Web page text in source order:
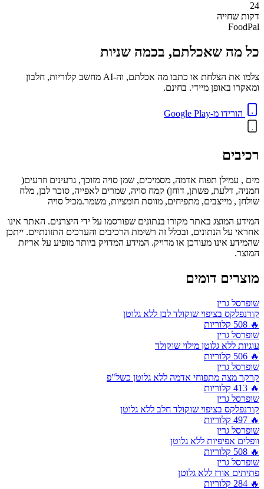
24
דקות שחייה
FoodPal
כל מה שאכלתם, בכמה שניות
צלמו את הצלחת או כתבו מה אכלתם, וה-AI מחשב קלוריות, חלבון
ומאקרו באופן מיידי. בחינם.
הורידו מ-Google Play
רכיבים
מים , עמילן תפוח אדמה, מסמיכים, שמן סויה מזוכך, גרעינים וזרעים(
חמניה, דלעת, פשתן, דוחן) קמח סויה, שמרים לאפייה, סוכר לבן, מלח
שולחן , מייצבים, מתפיחים, מווסת חומציות, משמר.מכיל סויה
המידע המוצג באתר מקורו בנתונים שפורסמו על ידי היצרנים. האתר אינו
אחראי על הנתונים, ובכלל זה רשימת הרכיבים והערכים התזונתיים. ייתכן
שהמידע אינו מעודכן או מדויק. המידע המדויק ביותר מופיע על אריזת
המוצר.
מוצרים דומים
שופרסל גרין
קורנפלקס בציפוי שוקולד לבן ללא גלוטן
🔥
508 קלוריות
שופרסל גרין
עוגיות ללא גלוטן מילוי שוקולד
🔥
506 קלוריות
שופרסל גרין
קרקר מצה מתפוחי אדמה ללא גלוטן כשל"פ
🔥
413 קלוריות
שופרסל גרין
קורנפלקס בציפוי שוקולד חלב ללא גלוטן
🔥
497 קלוריות
שופרסל גרין
וופלים אפיפיות ללא גלוטן
🔥
508 קלוריות
שופרסל גרין
פתיתים אורז ללא גלוטן
🔥
284 קלוריות